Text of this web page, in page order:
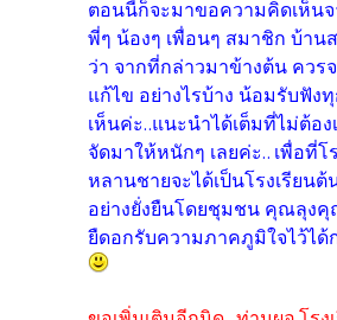
ตอนนี้ก็จะมาขอความคิดเห็น
พี่ๆ น้องๆ เพื่อนๆ สมาชิก บ้าน
ว่า จากที่กล่าวมาข้างต้น ควร
แก้ไข อย่างไรบ้าง น้อมรับฟัง
เห็นค่ะ..แนะนำได้เต็มที่ไม่ต้อง
จัดมาให้หนักๆ เลยค่ะ.. เพื่อที่โ
หลานชายจะได้เป็นโรงเรียนต้
อย่างยั่งยืนโดยชุมชน คุณลุงคุ
ยืดอกรับความภาคภูมิใจไว้ได้